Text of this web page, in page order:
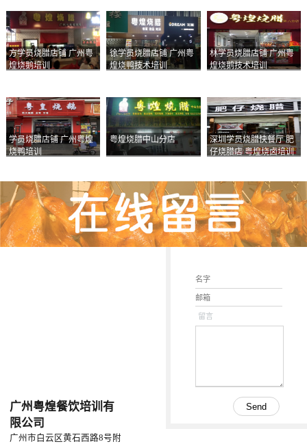
方学员烧腊店铺 广州粤
煌烧鹅培训
徐学员烧腊店铺 广州粤
煌烧鸭技术培训
林学员烧腊店铺 广州粤
煌烧鹅技术培训
学员烧腊店铺 广州粤煌
烧鸭培训
粤煌烧腊中山分店
深圳学员烧腊快餐厅 肥
仔烧腊店 粤煌烧卤培训
广州粤煌餐饮培训有
限公司
广州市白云区黄石西路8号附
留言